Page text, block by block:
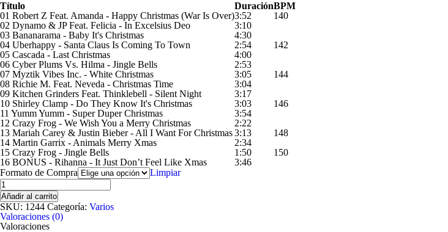
Título DuraciónBPM
01 Robert Z Feat. Amanda - Happy Christmas (War Is Over)3:52
140
02 Dynamo & JP Feat. Felicia - In Excelsius Deo
3:10
03 Bananarama - Baby It's Christmas
4:30
04 Uberhappy - Santa Claus Is Coming To Town
2:54
142
05 Cascada - Last Christmas
4:00
06 Cyber Plums Vs. Hilma - Jingle Bells
2:53
07 Myztik Vibes Inc. - White Christmas
3:05
144
08 Richie M. Feat. Neveda - Christmas Time
3:04
09 Kitchen Grinders Feat. Thinklebell - Silent Night
3:17
10 Shirley Clamp - Do They Know It's Christmas
3:03
146
11 Yumm Yumm - Super Duper Christmas
3:54
12 Crazy Frog - We Wish You a Merry Christmas
2:22
13 Mariah Carey & Justin Bieber - All I Want For Christmas3:13
148
14 Martin Garrix - Animals Merry Xmas
2:34
15 Crazy Frog - Jingle Bells
1:50
150
16 BONUS - Rihanna - It Just Don’t Feel Like Xmas
3:46
Formato de Compra
Limpiar
Aerobic
Navidad
vol.
2
cantidad
Añadir al carrito
SKU: 1244 Categoría: Varios
Valoraciones (0)
Valoraciones